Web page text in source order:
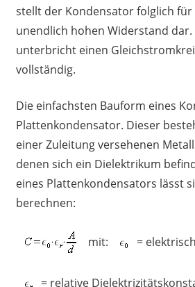
stellt der Kondensator folglich
unendlich hohen Widerstand
unterbricht einen
vollständig.
Die einfachsten Bauform eines
Plattenkondensator. Dieser
einer Zuleitung versehenen
denen sich ein Dielektrikum
eines Plattenkondensators lässt
berechnen:
mit: =
= relative